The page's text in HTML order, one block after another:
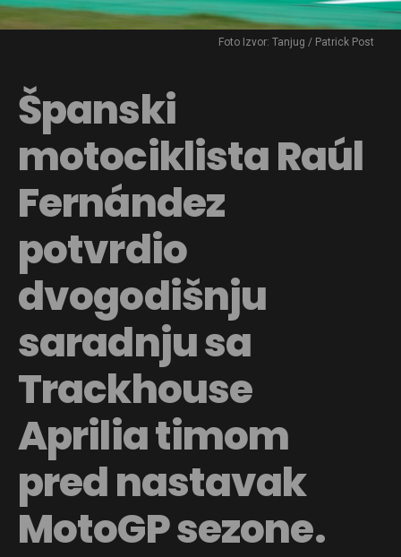
Foto Izvor: Tanjug / Patrick Post
Španski
motociklista Raúl
Fernández
potvrdio
dvogodišnju
saradnju sa
Trackhouse
Aprilia timom
pred nastavak
MotoGP sezone.